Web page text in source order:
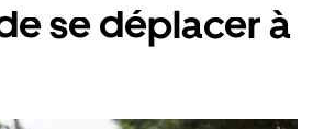
se déplacer à